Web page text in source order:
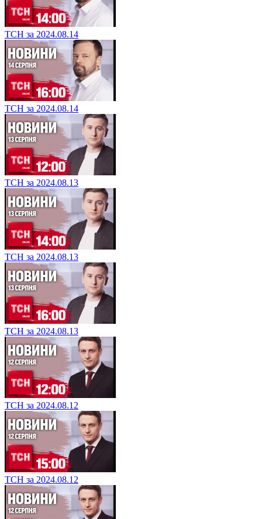
ТСН за 2024.08.14
ТСН за 2024.08.14
ТСН за 2024.08.13
ТСН за 2024.08.13
ТСН за 2024.08.13
ТСН за 2024.08.12
ТСН за 2024.08.12